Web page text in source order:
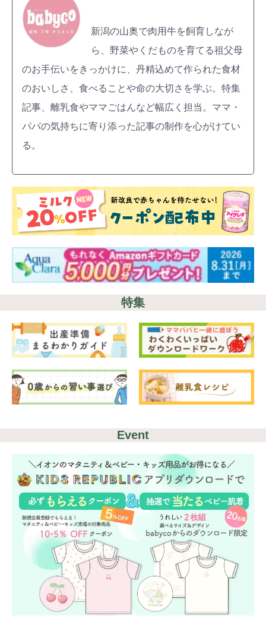
新潟の山奥で肉用牛を飼育しなが
ら、野菜やくだものを育てる祖父母
のお手伝いをきっかけに、丹精込めて作られた食材
のおいしさ、食べることや命の大切さを学ぶ。特集
記事、離乳食やママごはんなど幅広く担当。ママ・
パパの気持ちに寄り添った記事の制作を心がけてい
る。
特集
Event